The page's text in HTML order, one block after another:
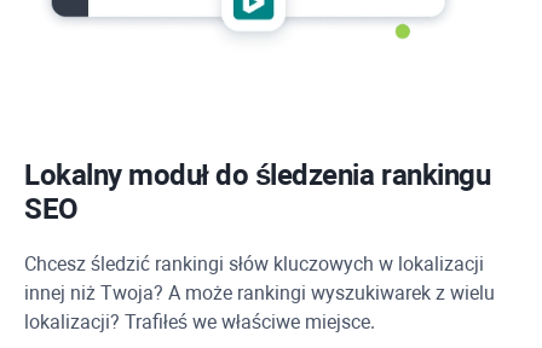
Lokalny moduł do śledzenia rankingu
SEO
Chcesz śledzić rankingi słów kluczowych w lokalizacji
innej niż Twoja? A może rankingi wyszukiwarek z wielu
lokalizacji? Trafiłeś we właściwe miejsce.